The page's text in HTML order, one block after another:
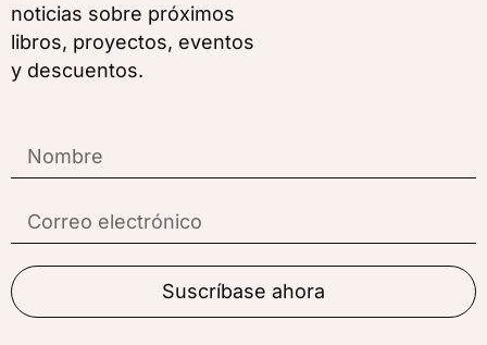
noticias sobre próximos
libros, proyectos, eventos
y descuentos.
Suscríbase ahora